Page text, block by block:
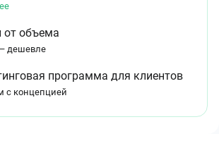
от объема
дешевле
программа для клиентов
с концепцией